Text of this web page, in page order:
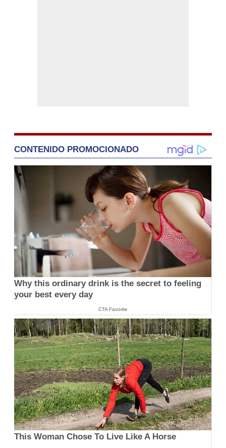
CONTENIDO PROMOCIONADO
Why this ordinary drink is the secret to feeling
your best every day
CTA Favorite
This Woman Chose To Live Like A Horse